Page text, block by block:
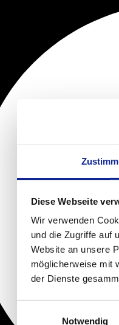
Diese Webseite
Wir verwenden
und die Zugriffe auf
Website an unsere
möglicherweise mit
der Dienste
Notwendig